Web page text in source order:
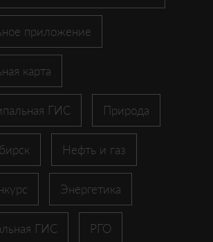
приложение
карта
ГИС Природа
Нефть и газ
Энергетика
ГИС РГО